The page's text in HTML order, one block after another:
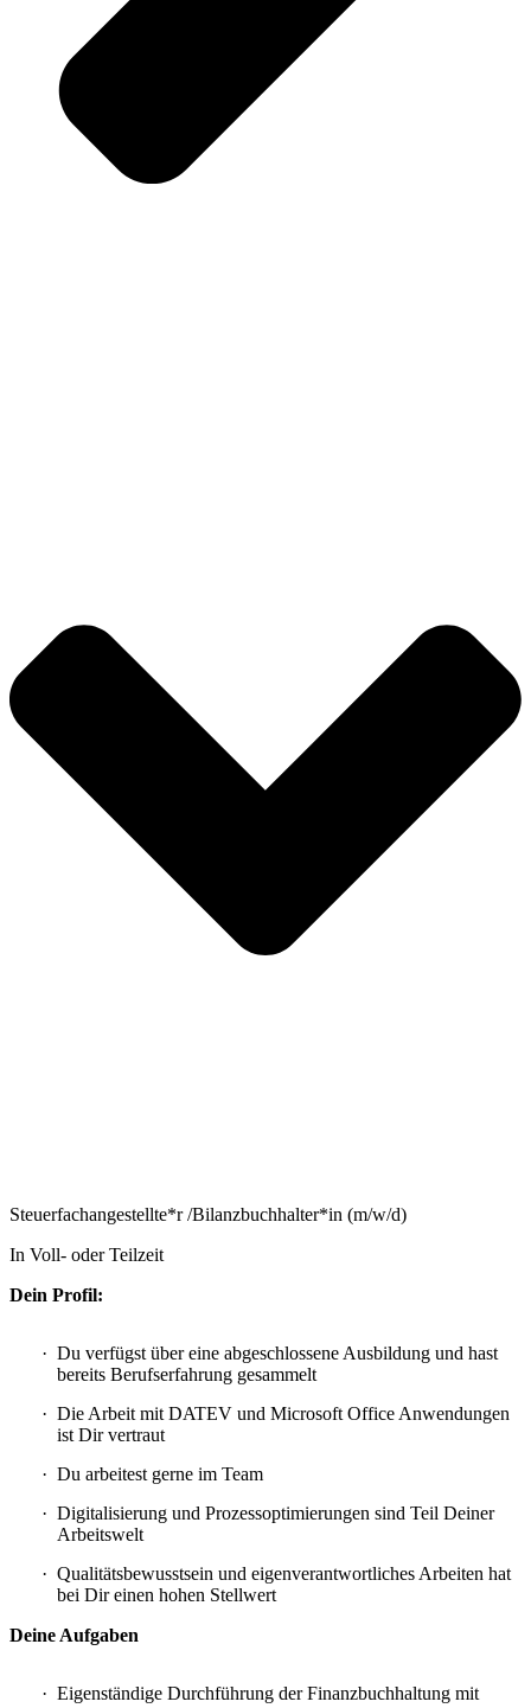
Steuerfachangestellte*r /Bilanzbuchhalter*in (m/w/d)
In Voll- oder Teilzeit
Dein Profil:
Du verfügst über eine abgeschlossene Ausbildung und hast
bereits Berufserfahrung gesammelt
Die Arbeit mit DATEV und Microsoft Office Anwendungen
ist Dir vertraut
Du arbeitest gerne im Team
Digitalisierung und Prozessoptimierungen sind Teil Deiner
Arbeitswelt
Qualitätsbewusstsein und eigenverantwortliches Arbeiten hat
bei Dir einen hohen Stellwert
Deine Aufgaben
Eigenständige Durchführung der Finanzbuchhaltung mit